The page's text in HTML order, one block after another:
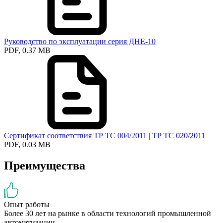
Руководство по эксплуатации серия ДНЕ-10
PDF, 0.37 MB
Сертификат соответствия ТР ТС 004/2011 | ТР ТС 020/2011
PDF, 0.03 MB
Преимущества
Опыт работы
Более 30 лет на рынке в области технологий промышленной